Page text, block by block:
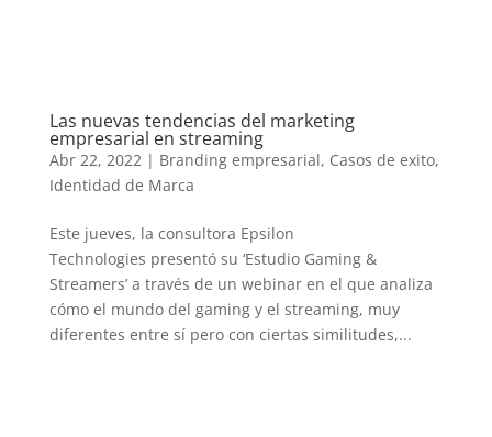
Las nuevas tendencias del marketing
empresarial en streaming
Abr 22, 2022| Branding empresarial, Casos de exito,
Identidad de Marca
Este jueves, la consultora Epsilon
Technologies presentó su ‘Estudio Gaming &
Streamers’ a través de un webinar en el que analiza
cómo el mundo del gaming y el streaming, muy
diferentes entre sí pero con ciertas similitudes,...